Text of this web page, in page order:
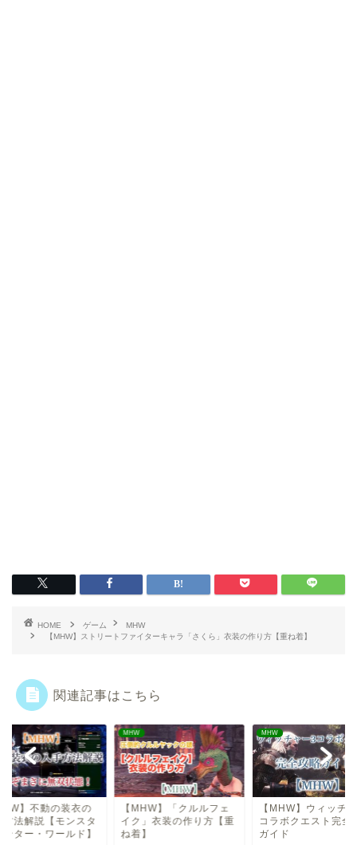
HOME ゲーム
MHW
【MHW】ストリートファイターキャラ「さくら」衣装の作り方【重ね着】
関連記事はこちら
】不動の装衣の
方法解説【モンスタ
ンター・ワールド】
MHW
【MHW】「クルルフェ
イク」衣装の作り方【重
ね着】
MHW
【MHW】ウィッチ
コラボクエスト完全
ガイド